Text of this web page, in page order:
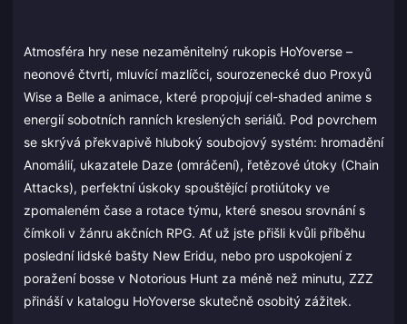
Atmosféra hry nese nezaměnitelný rukopis HoYoverse –
neonové čtvrti, mluvící mazlíčci, sourozenecké duo Proxyů
Wise a Belle a animace, které propojují cel-shaded anime s
energií sobotních ranních kreslených seriálů. Pod povrchem
se skrývá překvapivě hluboký soubojový systém: hromadění
Anomálií, ukazatele Daze (omráčení), řetězové útoky (Chain
Attacks), perfektní úskoky spouštějící protiútoky ve
zpomaleném čase a rotace týmu, které snesou srovnání s
čímkoli v žánru akčních RPG. Ať už jste přišli kvůli příběhu
poslední lidské bašty New Eridu, nebo pro uspokojení z
poražení bosse v Notorious Hunt za méně než minutu, ZZZ
přináší v katalogu HoYoverse skutečně osobitý zážitek.